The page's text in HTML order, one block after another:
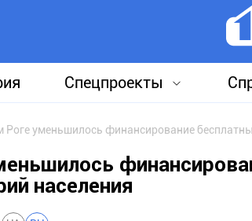
Спецпроекты
Роге уменьшилось финансирование
населения